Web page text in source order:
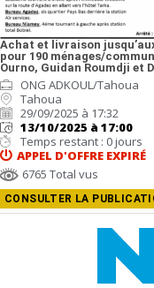
Achat et livraison
pour 190 ménages/
Ourno, Guidan Roumdji et
ONG ADKOUL/Tahoua
Tahoua
29/09/2025 à 17:32
13/10/2025 à 17:00
Temps restant : 0 jours
APPEL D'OFFRE EXPIRÉ
6765 Total vus
CONSULTER LA